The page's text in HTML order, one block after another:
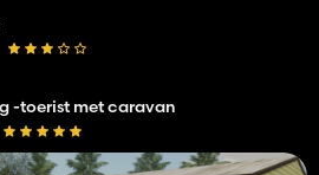
-toerist met caravan